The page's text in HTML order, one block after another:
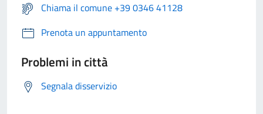
Chiama il comune +39 0346 41128
Prenota un appuntamento
Problemi in città
Segnala disservizio